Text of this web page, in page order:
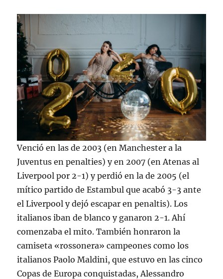
Venció en las de 2003 (en Manchester a la
Juventus en penalties) y en 2007 (en Atenas al
Liverpool por 2-1) y perdió en la de 2005 (el
mítico partido de Estambul que acabó 3-3 ante
el Liverpool y dejó escapar en penaltis). Los
italianos iban de blanco y ganaron 2-1. Ahí
comenzaba el mito. También honraron la
camiseta «rossonera» campeones como los
italianos Paolo Maldini, que estuvo en las cinco
Copas de Europa conquistadas, Alessandro